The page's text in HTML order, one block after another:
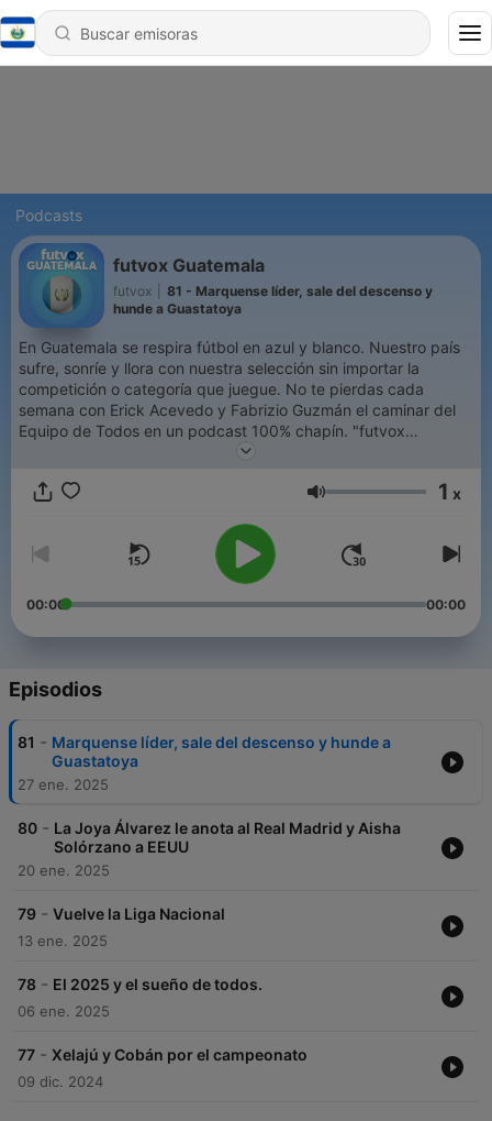
Podcasts
futvox Guatemala
futvox
81 - Marquense líder, sale del descenso y
hunde a Guastatoya
En Guatemala se respira fútbol en azul y blanco. Nuestro país
sufre, sonríe y llora con nuestra selección sin importar la
competición o categoría que juegue. No te pierdas cada
semana con Erick Acevedo y Fabrizio Guzmán el caminar del
Equipo de Todos en un podcast 100% chapín. "futvox
Guatemala", exclusivo de futvox. Hablamos fútbol. ¡Síguenos
@nacionfutvoxca TikTok: @nacionfutvoxca Facebook:
Volumen 1 x
00:00 00:00
Episodios
81 - Marquense líder, sale del descenso y hunde a
Guastatoya
27 ene. 2025
80 - La Joya Álvarez le anota al Real Madrid y Aisha
Solórzano a EEUU
20 ene. 2025
79 - Vuelve la Liga Nacional
13 ene. 2025
78 - El 2025 y el sueño de todos.
06 ene. 2025
77 - Xelajú y Cobán por el campeonato
09 dic. 2024